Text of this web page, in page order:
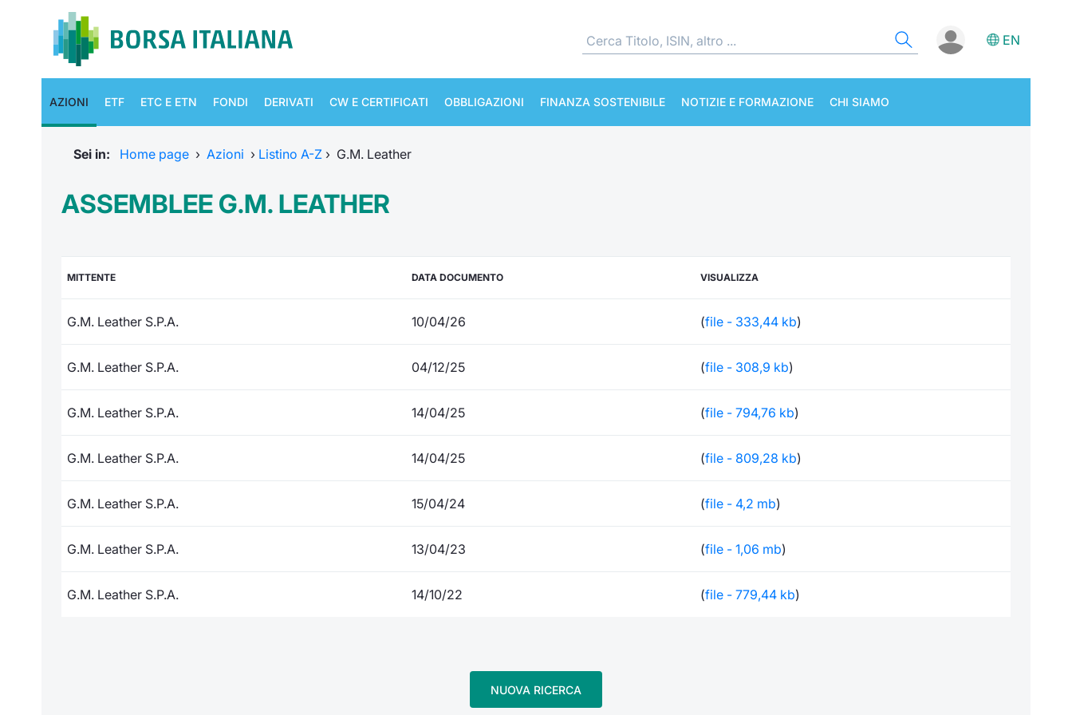
EN
AZIONI ETF ETC E ETN FONDI DERIVATI CW E CERTIFICATI OBBLIGAZIONI FINANZA SOSTENIBILE NOTIZIE E FORMAZIONE CHI SIAMO
Sei in: Home page › Azioni › Listino A-Z › G.M. Leather
ASSEMBLEE G.M. LEATHER
MITTENTE DATA DOCUMENTO VISUALIZZA
G.M. Leather S.P.A. 10/04/26 (file - 333,44 kb)
G.M. Leather S.P.A. 04/12/25 (file - 308,9 kb)
G.M. Leather S.P.A. 14/04/25 (file - 794,76 kb)
G.M. Leather S.P.A. 14/04/25 (file - 809,28 kb)
G.M. Leather S.P.A. 15/04/24 (file - 4,2 mb)
G.M. Leather S.P.A. 13/04/23 (file - 1,06 mb)
G.M. Leather S.P.A. 14/10/22 (file - 779,44 kb)
NUOVA RICERCA